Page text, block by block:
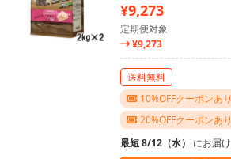
¥9,273
定期便対象
¥9,273
送料無料
10%OFFクーポンあり
20%OFFクーポンあり
最短 8/12（水） にお届け